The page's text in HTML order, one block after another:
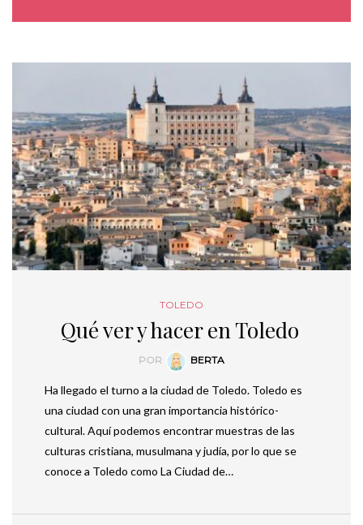
TOLEDO
Qué ver y hacer en Toledo
POR BERTA
Ha llegado el turno a la ciudad de Toledo. Toledo es
una ciudad con una gran importancia histórico-
cultural. Aquí podemos encontrar muestras de las
culturas cristiana, musulmana y judía, por lo que se
conoce a Toledo como La Ciudad de…